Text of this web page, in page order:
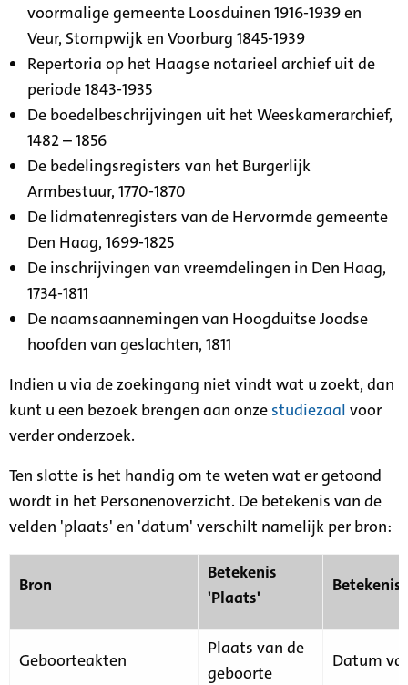
voormalige gemeente Loosduinen 1916-1939 en
Veur, Stompwijk en Voorburg 1845-1939
Repertoria op het Haagse notarieel archief uit de
periode 1843-1935
De boedelbeschrijvingen uit het Weeskamerarchief,
1482 – 1856
De bedelingsregisters van het Burgerlijk
Armbestuur, 1770-1870
De lidmatenregisters van de Hervormde gemeente
Den Haag, 1699-1825
De inschrijvingen van vreemdelingen in Den Haag,
1734-1811
De naamsaannemingen van Hoogduitse Joodse
hoofden van geslachten, 1811
Indien u via de zoekingang niet vindt wat u zoekt, dan
kunt u een bezoek brengen aan onze studiezaal voor
verder onderzoek.
Ten slotte is het handig om te weten wat er getoond
wordt in het Personenoverzicht. De betekenis van de
velden 'plaats' en 'datum' verschilt namelijk per bron:
Bron
Betekenis
'Plaats'
Geboorteakten
Plaats van de
geboorte
Datum